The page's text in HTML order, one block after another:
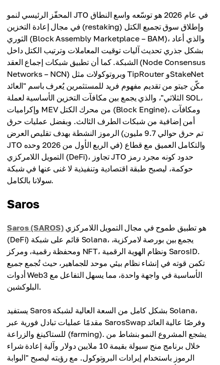
المحفّز الرئيسي لنمو JTO في عام 2026 هو توسّعه واسع النطاق
في مجال إعادة التخزين (restaking) وإطلاق سوق تجميع الكتل
الثوري (Block Assembly Marketplace – BAM)، والذي أعاد
بشكل جذري تحديث آليات توقيت المعاملات وترتيب الكتل داخل
الشبكة. كما أن تطبيق شبكات إجماع العقد (Node Consensus
Networks – NCN) وبروتوكولات مثل TipRouter وStakeNet
مكّن جيتو من تقديم مفهوم فريد للمستثمرين يُعرف باسم "العائد
الثلاثي"، والذي يجمع بين مكافآت التخزين الأساسية لعملة SOL،
وإكراميات MEV من محرك الكتل (Block Engine)، ومكافآت
أمن إضافية من شبكات الطرف الثالث. وبفضل عمليات حرق
الرموز النشطة بهدف تقليص العرض (تم حرق حوالي 9.7 مليون
JTO في الربع الأول من 2026 وحده) والتكامل العميق مع قطاع
التمويل اللامركزي (DeFi)، تجاوز JTO حدود كونه مجرد رمز
حوكمة، ليصبح طبقة اقتصادية وتنفيذية لا غنى عنها في شبكة
سولانا بالكامل.
Saros
Saros (SAROS)
(DeFi) قائم على شبكة Solana، يجمع بين بورصة لامركزية،
ومحفظة رقمية، ومركز NFT، ونظام الهوية الرقمية SarosID.
تكمن قوته في إنشاء نظام بيئي موحد للجماهير، حيث تُجمع جميع
أدوات Web3 الأساسية في واجهة واحدة، مما يسهل التفاعل مع
البلوكشين.
يستفيد Saros بشكل كامل من السعة العالية لشبكة Solana،
مقدمًا عمليات تبادل فورية عبر SarosSwap وفرصًا عالية العائد
للستاكينغ والزراعة (farming). يشجع المشروع النمو بنشاط من
خلال برنامج منح سيولة بقيمة 10 ملايين دولار وآلية إعادة شراء
الرموز باستخدام إيرادات البروتوكول. مع رؤيته ليصبح "البوابة